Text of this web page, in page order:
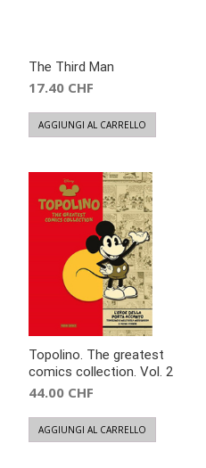
The Third Man
17.40 CHF
AGGIUNGI AL CARRELLO
Topolino. The greatest
comics collection. Vol. 2
44.00 CHF
AGGIUNGI AL CARRELLO